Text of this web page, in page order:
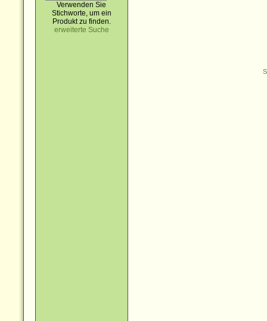
Verwenden Sie
Stichworte, um ein
Produkt zu finden.
erweiterte Suche